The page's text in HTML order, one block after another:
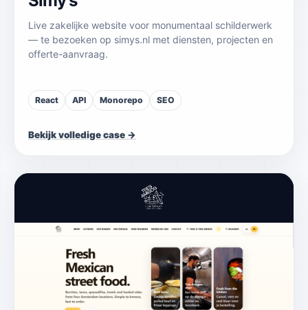
Live zakelijke website voor monumentaal schilderwerk
— te bezoeken op simys.nl met diensten, projecten en
offerte-aanvraag.
React API Monorepo SEO
Bekijk volledige case →